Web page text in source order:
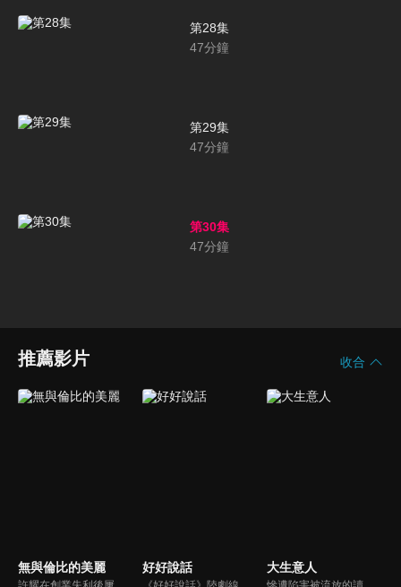
第28集
47分鐘
第29集
47分鐘
第30集
47分鐘
推薦影片 收合
無與倫比的美麗 好好說話 大生意人